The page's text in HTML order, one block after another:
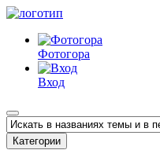
Фотогора
Вход
Категории